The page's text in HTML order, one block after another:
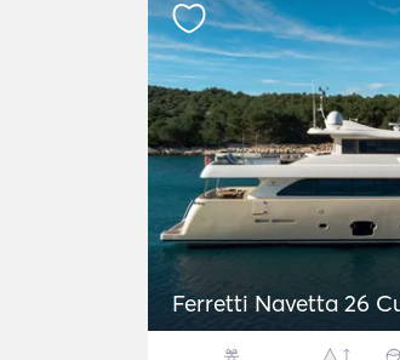
Ferretti Navetta 26